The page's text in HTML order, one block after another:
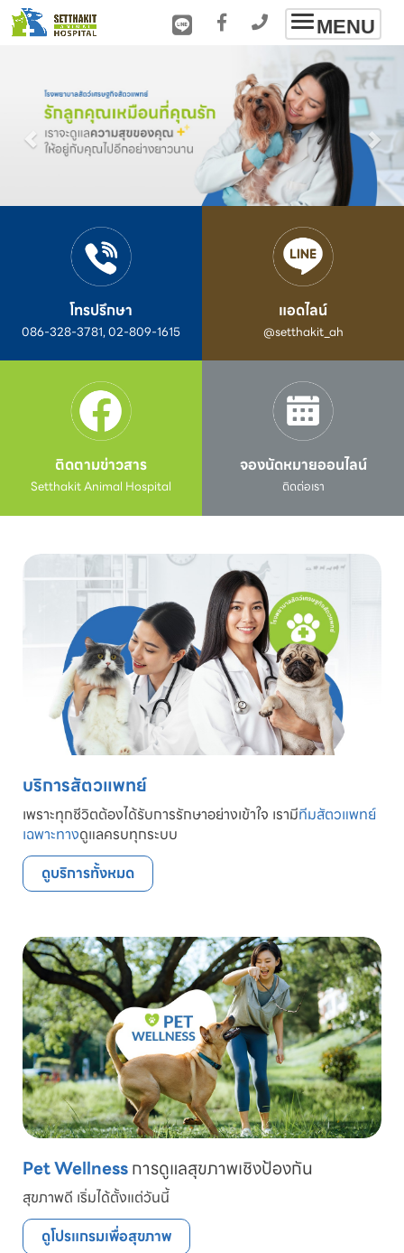
Toggle
navigation
MENU
โทรปรึกษา
086-328-3781, 02-809-1615
แอดไลน์
@setthakit_ah
ติดตามข่าวสาร
Setthakit Animal Hospital
จองนัดหมายออนไลน์
ติดต่อเรา
บริการสัตวแพทย์
เพราะทุกชีวิตต้องได้รับการรักษาอย่างเข้าใจ เรามีทีมสัตวแพทย์
เฉพาะทางดูแลครบทุกระบบ
ดูบริการทั้งหมด
Pet Wellnessการดูแลสุขภาพเชิงป้องกัน
สุขภาพดี เริ่มได้ตั้งแต่วันนี้
ดูโปรแกรมเพื่อสุขภาพ